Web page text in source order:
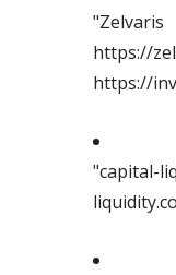
https://
https://
"capital-